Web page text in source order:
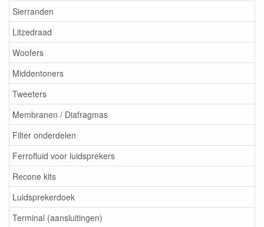
Sierranden
Litzedraad
Woofers
Middentoners
Tweeters
Membranen / Diafragmas
Filter onderdelen
Ferrofluid voor luidsprekers
Recone kits
Luidsprekerdoek
Terminal (aansluitingen)